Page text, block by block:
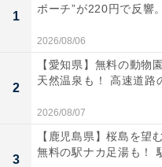
1
ポーチ”が220円で反響
2026/08/06
2
【愛知県】無料の動物
天然温泉も！ 高速道路
2026/08/07
3
【鹿児島県】桜島を望
無料の駅ナカ足湯も！